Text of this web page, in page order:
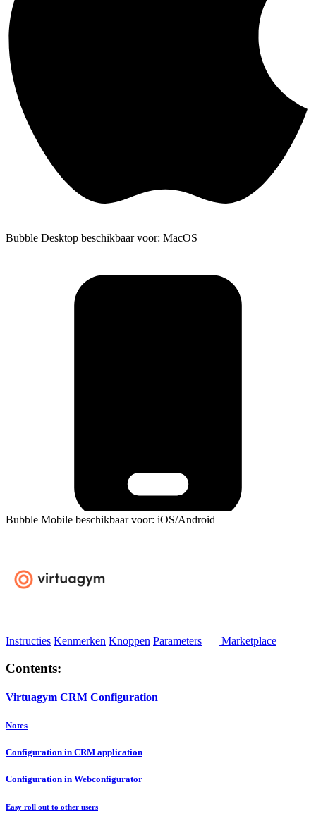
Bubble Desktop beschikbaar voor: MacOS
Bubble Mobile beschikbaar voor: iOS/Android
Instructies Kenmerken Knoppen Parameters Marketplace
Contents:
Virtuagym CRM Configuration
Notes
Configuration in CRM application
Configuration in Webconfigurator
Easy roll out to other users